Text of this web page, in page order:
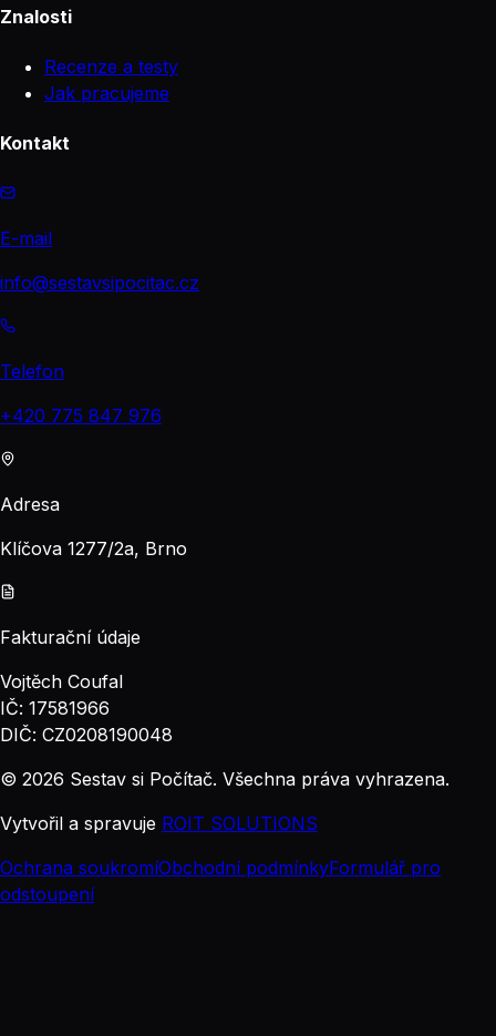
Znalosti
Recenze a testy
Jak pracujeme
Kontakt
E-mail
info@sestavsipocitac.cz
Telefon
+420 775 847 976
Adresa
Klíčova 1277/2a, Brno
Fakturační údaje
Vojtěch Coufal
IČ: 17581966
DIČ: CZ0208190048
© 2026 Sestav si Počítač. Všechna práva vyhrazena.
Vytvořil a spravuje ROIT SOLUTIONS
Ochrana soukromíObchodní podmínkyFormulář pro
odstoupení